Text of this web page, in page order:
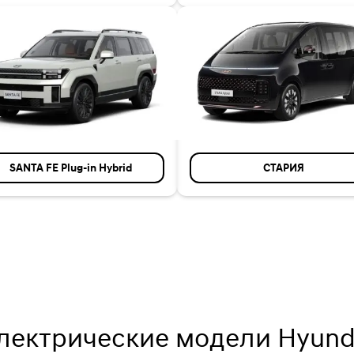
SANTA FE Plug-in Hybrid СТАРИЯ
модели